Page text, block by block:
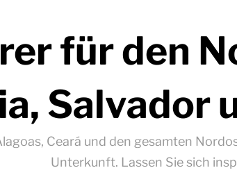
für den
Salvador
Ceará und den gesamten
Unterkunft. Lassen Sie sich